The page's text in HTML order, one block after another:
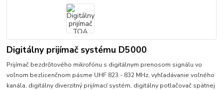
Digitálny prijímač systému D5000
Prijímač bezdrôtového mikrofónu s digitálnym prenosom signálu vo
voľnom bezlicenčnom pásme UHF 823 - 832 MHz, vyhľadávanie voľného
kanála, digitálny diverzitný prijímací systém, digitálny potlačovač spätnej